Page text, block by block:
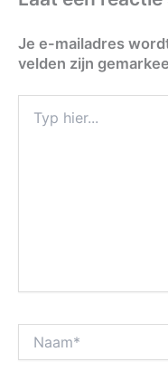
Je e-mailadres
velden zijn
hier...